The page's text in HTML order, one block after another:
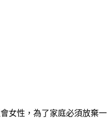
女性，為了家庭必須放棄一